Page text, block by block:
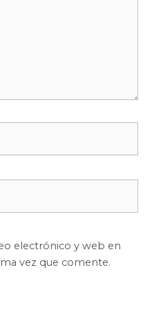
electrónico y web en
vez que comente.